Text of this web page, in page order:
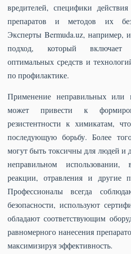
вредителей, специфики
препаратов и методов их
Эксперты Bermuda.uz, например,
подход, который включает
оптимальных средств и
по профилактике.
Применение неправильных или
может привести к
резистентности к химикатам,
последующую борьбу. Более
могут быть токсичны для людей
неправильном использовании,
реакции, отравления и другие
Профессионалы всегда
безопасности, используют
обладают соответствующим
равномерного нанесения
максимизируя эффективность.